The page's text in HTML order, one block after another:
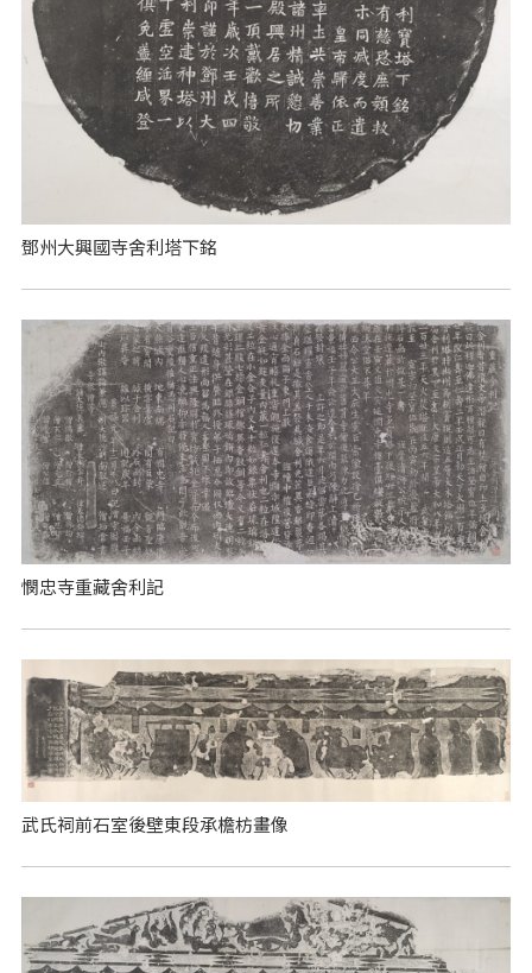
鄧州大興國寺舍利塔下銘
憫忠寺重藏舍利記
武氏祠前石室後壁東段承檐枋畫像